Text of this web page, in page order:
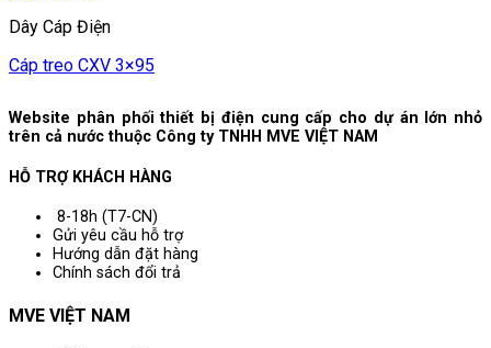
Dây Cáp Điện
Cáp treo CXV 3×95
Website phân phối thiết bị điện cung cấp cho dự án lớn nhỏ
trên cả nước thuộc Công ty TNHH MVE VIỆT NAM
HỖ TRỢ KHÁCH HÀNG
8-18h (T7-CN)
Gửi yêu cầu hỗ trợ
Hướng dẫn đặt hàng
Chính sách đổi trả
MVE VIỆT NAM